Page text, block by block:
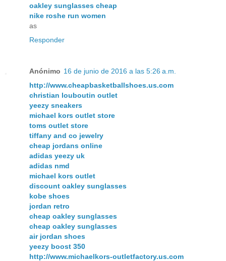
oakley sunglasses cheap
nike roshe run women
as
Responder
Anónimo 16 de junio de 2016 a las 5:26 a.m.
http://www.cheapbasketballshoes.us.com
christian louboutin outlet
yeezy sneakers
michael kors outlet store
toms outlet store
tiffany and co jewelry
cheap jordans online
adidas yeezy uk
adidas nmd
michael kors outlet
discount oakley sunglasses
kobe shoes
jordan retro
cheap oakley sunglasses
cheap oakley sunglasses
air jordan shoes
yeezy boost 350
http://www.michaelkors-outletfactory.us.com